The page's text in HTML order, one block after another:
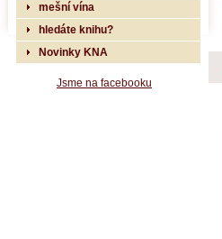
mešní vína
hledáte knihu?
Novinky KNA
Jsme na facebooku